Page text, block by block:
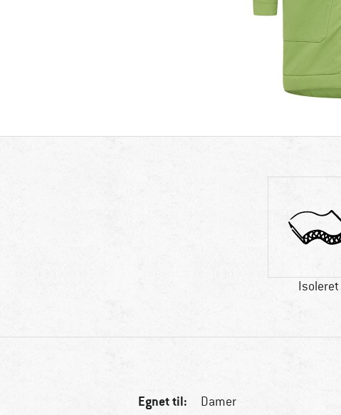
Isoleret
Egnet til: Damer